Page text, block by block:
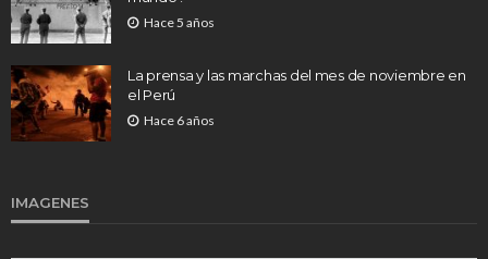
Hace 5 años
La prensa y las marchas del mes de noviembre en
el Perú
Hace 6 años
IMAGENES